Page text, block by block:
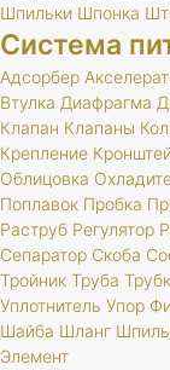
Шпильки Шпонка
Система
Адсорбер
Втулка Диафрагма
Клапан Клапаны
Крепление
Облицовка
Поплавок Пробка
Раструб Регулятор
Сепаратор Скоба
Тройник Труба
Уплотнитель Упор
Шайба Шланг
Элемент